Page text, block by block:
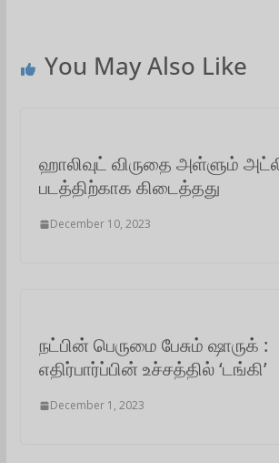
p
k
n
You May Also Like
ஹாலிவுட் விருதை அள்ளும்
படத்திற்காக கிடைத்தது
December 10, 2023
நட்பின் பெருமை பேசும் ஷாருக் :
எதிர்பார்ப்பின் உச்சத்தில் ‘டங்கி’
December 1, 2023